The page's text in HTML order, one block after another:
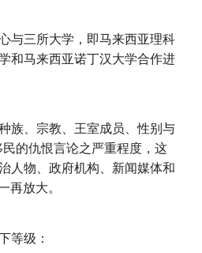
与三所大学，即马来西亚理科
和马来西亚诺丁汉大学合作进
族、宗教、王室成员、性别与
的仇恨言论之严重程度，这
人物、政府机构、新闻媒体和
再放大。
等级：